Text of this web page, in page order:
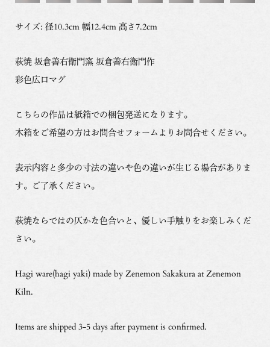
サイズ: 径10.3cm 幅12.4cm 高さ7.2cm
萩焼 坂倉善右衛門窯 坂倉善右衛門作
彩色広口マグ
こちらの作品は紙箱での梱包発送になります。
木箱をご希望の方はお問合せフォームよりお問合せください。
表示内容と多少の寸法の違いや色の違いが生じる場合がありま
す。ご了承ください。
萩焼ならではの仄かな色合いと、優しい手触りをお楽しみくだ
さい。
Hagi ware(hagi yaki) made by Zenemon Sakakura at Zenemon
Kiln.
Items are shipped 3-5 days after payment is confirmed.